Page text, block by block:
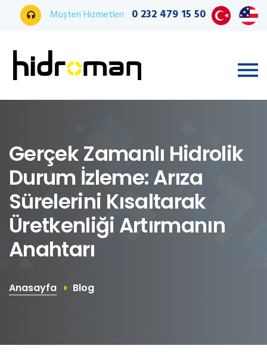
Müşteri Hizmetleri 0 232 479 15 50
Gerçek Zamanlı Hidrolik
Durum İzleme: Arıza
Sürelerini Kısaltarak
Üretkenliği Artırmanın
Anahtarı
Anasayfa Blog